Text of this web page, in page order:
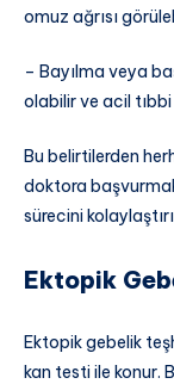
omuz ağrısı
– Bayılma veya
olabilir ve acil
Bu belirtilerden
doktora
sürecini
Ektopik
Ektopik gebelik
kan testi ile konur.